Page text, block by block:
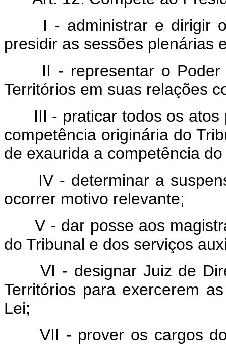
I - administrar e dirigir
presidir as sessões plenárias
II - representar o Poder
Territórios em suas relações
III - praticar todos os atos
competência originária do
de exaurida a competência
IV - determinar a
ocorrer motivo relevante;
V - dar posse aos
do Tribunal e dos serviços
VI - designar Juiz de
Territórios para exercerem
Lei;
VII - prover os cargos